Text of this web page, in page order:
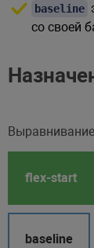
baseline
со своей
flex-start
baseline